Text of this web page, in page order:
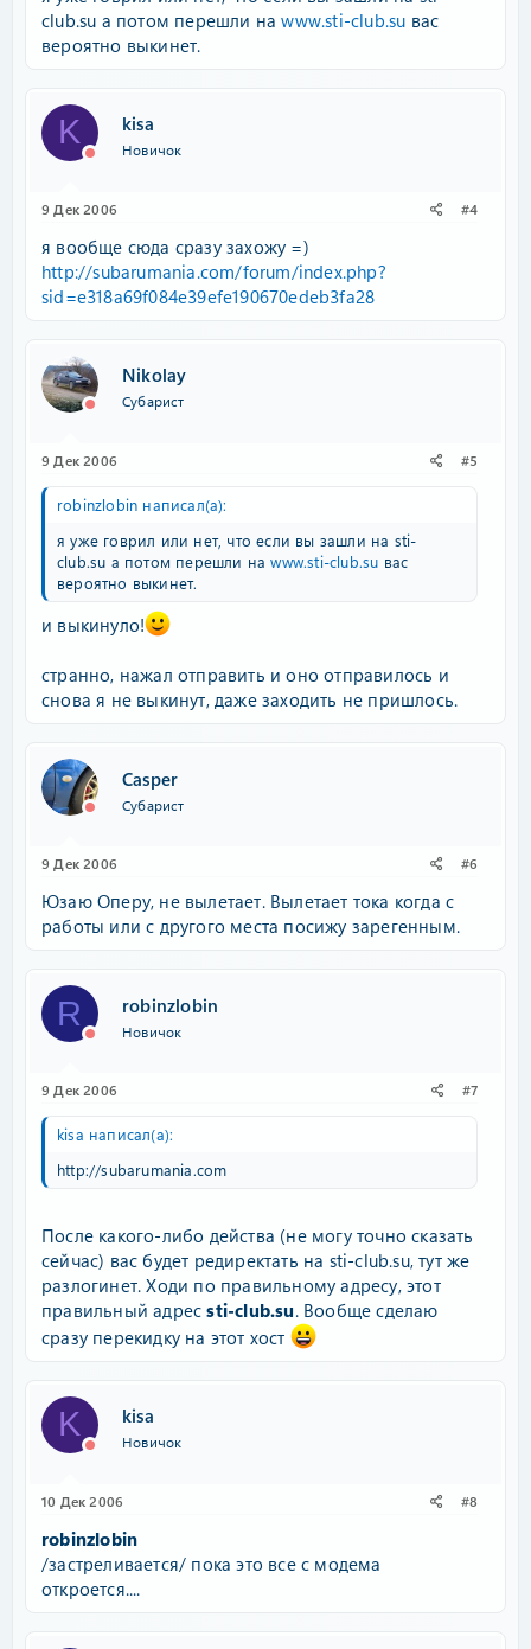
club.su а потом перешли наwww.sti-club.su вас
вероятно выкинет.
K kisa
Новичок
9 Дек 2006 #4
я вообще сюда сразу захожу =)
http://subarumania.com/forum/index.php?
sid=e318a69f084e39efe190670edeb3fa28
Nikolay
Субарист
9 Дек 2006 #5
robinzlobin написал(а):
я уже говрил или нет, что если вы зашли на sti-
club.su а потом перешли наwww.sti-club.su вас
вероятно выкинет.
и выкинуло!
странно, нажал отправить и оно отправилось и
снова я не выкинут, даже заходить не пришлось.
Casper
Субарист
9 Дек 2006 #6
Юзаю Оперу, не вылетает. Вылетает тока когда с
работы или с другого места посижу зарегенным.
R robinzlobin
Новичок
9 Дек 2006 #7
kisa написал(а):
http://subarumania.com
После какого-либо действа (не могу точно сказать
сейчас) вас будет редиректать на sti-club.su, тут же
разлогинет. Ходи по правильному адресу, этот
правильный адресsti-club.su. Вообще сделаю
сразу перекидку на этот хост
K kisa
Новичок
10 Дек 2006 #8
robinzlobin
/застреливается/ пока это все с модема
откроется....